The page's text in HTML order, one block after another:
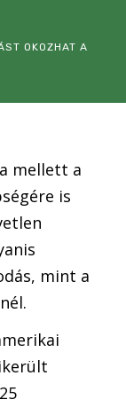
OKOZHAT A
mellett a
is
mint a